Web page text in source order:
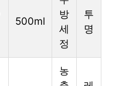
500ml
방
세
정
투
명
농